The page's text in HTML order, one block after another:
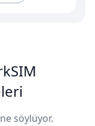
söylüyor.